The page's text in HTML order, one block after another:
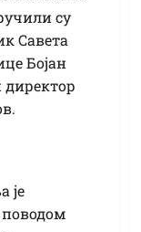
су
Савета
Бојан
је
поводом